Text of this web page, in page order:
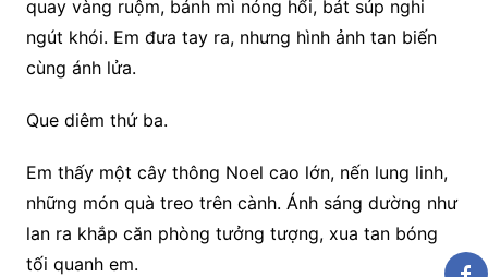
quay vàng ruộm, bánh mì nóng hổi, bát súp nghi
ngút khói. Em đưa tay ra, nhưng hình ảnh tan biến
cùng ánh lửa.
Que diêm thứ ba.
Em thấy một cây thông Noel cao lớn, nến lung linh,
những món quà treo trên cành. Ánh sáng dường như
lan ra khắp căn phòng tưởng tượng, xua tan bóng
tối quanh em.